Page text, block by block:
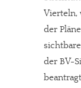
Vierteln,
der
der BV-